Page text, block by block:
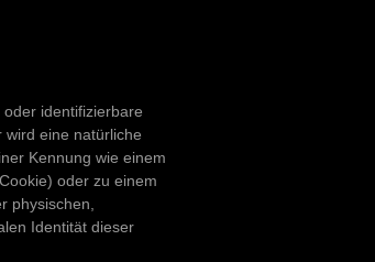
oder identifizierbare
wird eine natürliche
Kennung wie einem
oder zu einem
physischen,
Identität dieser